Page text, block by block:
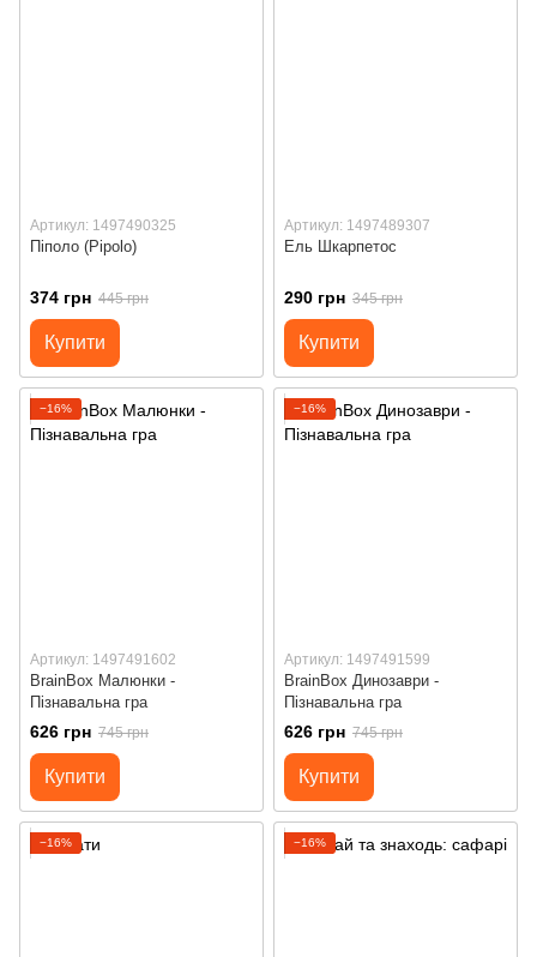
Артикул: 1497490325
Піполо (Pipolo)
374 грн 445 грн
Купити
Артикул: 1497489307
Ель Шкарпетос
290 грн 345 грн
Купити
−16%
Артикул: 1497491602
BrainBox Малюнки -
Пізнавальна гра
626 грн 745 грн
Купити
−16%
Артикул: 1497491599
BrainBox Динозаври -
Пізнавальна гра
626 грн 745 грн
Купити
−16% −16%